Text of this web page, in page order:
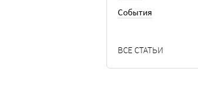
События
ВСЕ СТАТЬИ